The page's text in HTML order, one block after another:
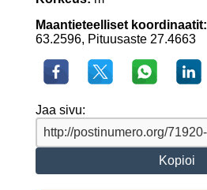
Maantieteelliset koordinaatit:
63.2596, Pituusaste 27.4663
Jaa sivu:
Kopioi